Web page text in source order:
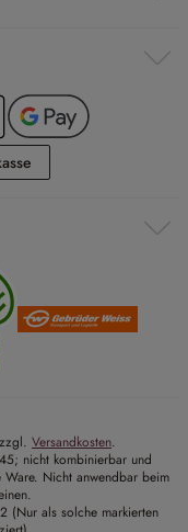
Versandkosten.
nicht kombinierbar und
Nicht anwendbar beim
(Nur als solche markierten